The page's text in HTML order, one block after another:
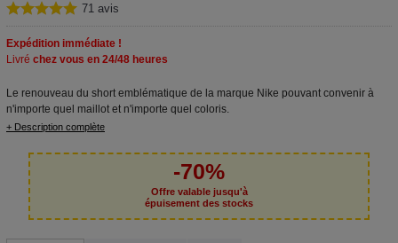
71 avis
Expédition immédiate !
Livré chez vous en 24/48 heures
Le renouveau du short emblématique de la marque Nike pouvant convenir à
n'importe quel maillot et n'importe quel coloris.
+ Description complète
-70%
Offre valable jusqu'à
épuisement des stocks